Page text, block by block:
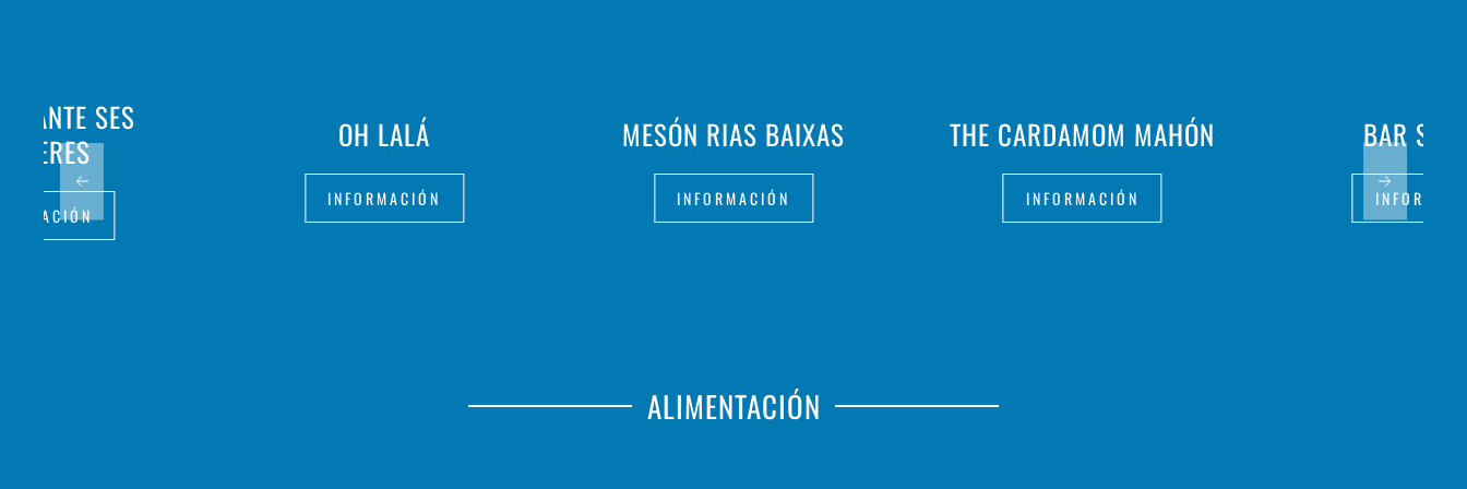
OH LALÁ
INFORMACIÓN
MESÓN RIAS BAIXAS
INFORMACIÓN
THE CARDAMOM MAHÓN
INFORMACIÓN
BAR
SES
ALIMENTACIÓN